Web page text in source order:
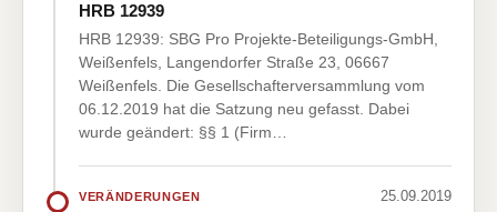
HRB 12939
HRB 12939: SBG Pro Projekte-Beteiligungs-GmbH,
Weißenfels, Langendorfer Straße 23, 06667
Weißenfels. Die Gesellschafterversammlung vom
06.12.2019 hat die Satzung neu gefasst. Dabei
wurde geändert: §§ 1 (Firm…
VERÄNDERUNGEN 25.09.2019